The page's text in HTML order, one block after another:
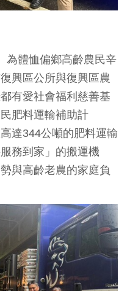
為體恤偏鄉高齡農民辛
興區公所與復興區農
有愛社會福利慈善基
肥料運輸補助計
達344公噸的肥料運輸
務到家」的搬運機
與高齡老農的家庭負